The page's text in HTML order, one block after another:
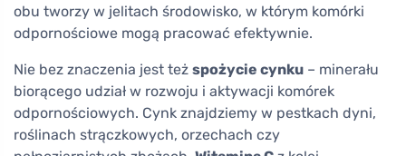
obu tworzy w jelitach środowisko, w którym komórki
odpornościowe mogą pracować efektywnie.
Nie bez znaczenia jest też spożycie cynku – minerału
biorącego udział w rozwoju i aktywacji komórek
odpornościowych. Cynk znajdziemy w pestkach dyni,
roślinach strączkowych, orzechach czy